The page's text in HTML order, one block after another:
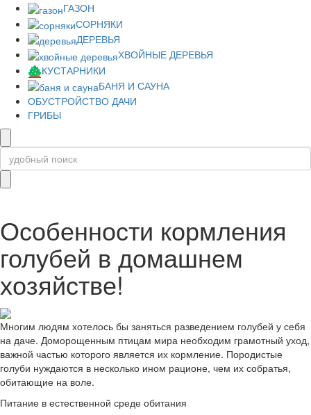
ГАЗОН
СОРНЯКИ
ДЕРЕВЬЯ
ХВОЙНЫЕ ДЕРЕВЬЯ
КУСТАРНИКИ
БАНЯ И САУНА
ОБУСТРОЙСТВО ДАЧИ
ГРИБЫ
Особенности кормления
голубей в домашнем
хозяйстве!
Многим людям хотелось бы заняться разведением голубей у себя
на даче. Доморощенным птицам мира необходим грамотный уход,
важной частью которого является их кормление. Породистые
голуби нуждаются в несколько ином рационе, чем их собратья,
обитающие на воле.
Питание в естественной среде обитания